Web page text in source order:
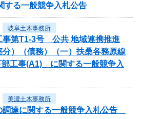
する一般競争入札公告
岐阜土木事務所
事第T1-3号 公共 地域連携推進
）（債務）（一）扶桑各務原線
部工事(A1) に関する一般競争入
美濃土木事務所
調達に関する一般競争入札公告